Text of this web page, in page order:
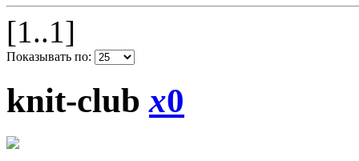
[1..1]
Показывать по:
knit-clubx0